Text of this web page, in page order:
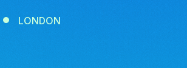
LONDON